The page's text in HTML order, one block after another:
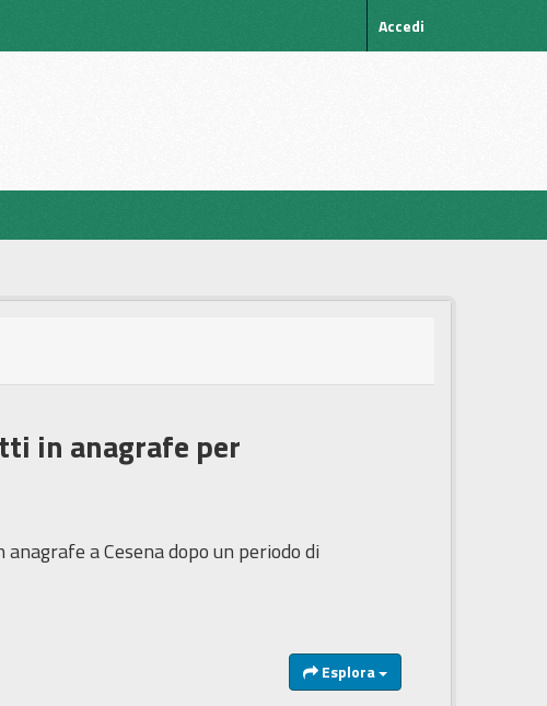
Accedi
in anagrafe per
a Cesena dopo un periodo di
Esplora